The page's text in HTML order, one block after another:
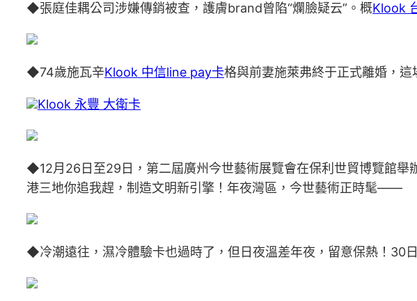
◆張庭佳耦公司涉嫌傳銷被查，護膚brand曾陷“爛臉疑云”。概Klook
◆74歲施瓦辛Klook 中信line pay卡格與前妻施萊弗終于正式離婚，
Klook 永豐 大衛卡
◆12月26日至29日，第二屆廣州今世藝術展覽會在保利世貿博覽館舉
港三地你追我趕，制造文明新引擎！年夜灣區，今世藝術正時髦——
◆冷潮遠往，濕冷體驗卡也過時了，但日夜溫差年夜，留意保熱！